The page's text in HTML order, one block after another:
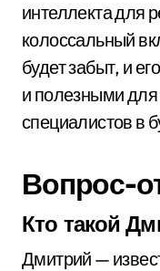
интеллекта для
колоссальный
будет забыт, и
и полезными для
специалистов в
Вопрос-
Кто такой
Дмитрий —